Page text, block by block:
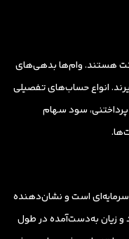
هستند. وام‌ها بدهی‌های
انواع حساب‌های تفصیلی
پرداختنی، سود سهام
است و نشان‌دهنده
و زیان به‌دست‌آمده در طول